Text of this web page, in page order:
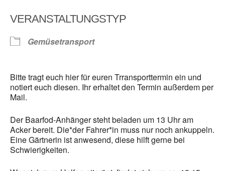
VERANSTALTUNGSTYP
Gemüsetransport
Bitte tragt euch hier für euren Trransporttermin ein und
notiert euch diesen. Ihr erhaltet den Termin außerdem per
Mail.
Der Baarfod-Anhänger steht beladen um 13 Uhr am
Acker bereit. Die*der Fahrer*in muss nur noch ankuppeln.
Eine Gärtnerin ist anwesend, diese hilft gerne bei
Schwierigkeiten.